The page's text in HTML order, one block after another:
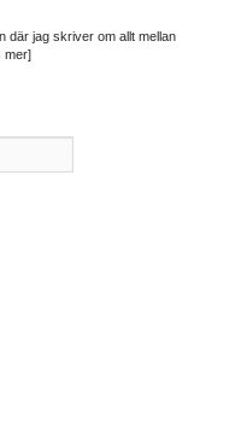
där jag skriver om allt mellan
mer]